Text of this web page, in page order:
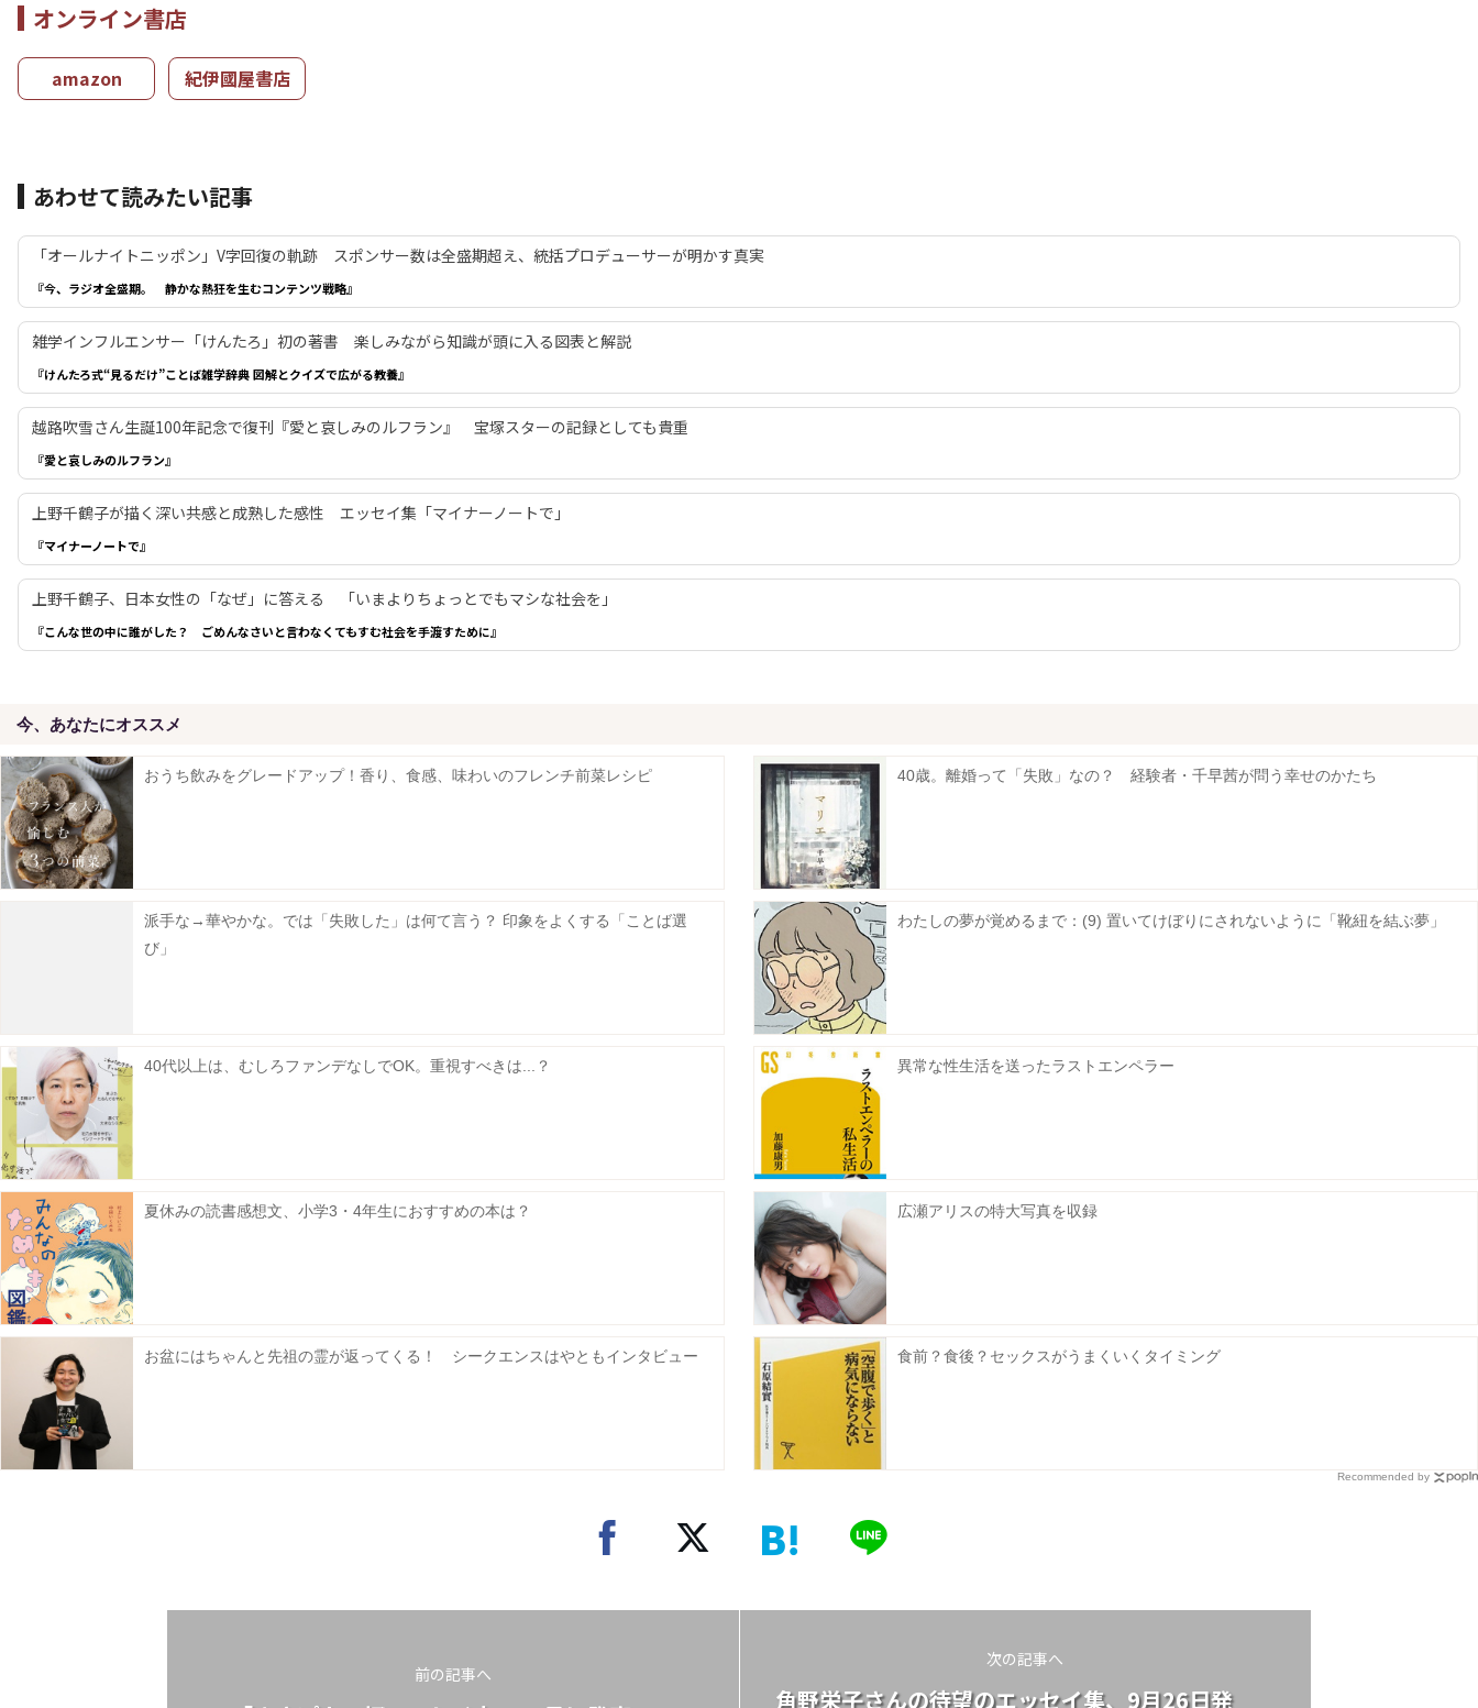
オンライン書店
amazon 紀伊國屋書店
あわせて読みたい記事
「オールナイトニッポン」V字回復の軌跡 スポンサー数は全盛期超え、統括プロデューサーが明かす真実
『今、ラジオ全盛期。 静かな熱狂を生むコンテンツ戦略』
雑学インフルエンサー「けんたろ」初の著書 楽しみながら知識が頭に入る図表と解説
『けんたろ式“見るだけ”ことば雑学辞典 図解とクイズで広がる教養』
越路吹雪さん生誕100年記念で復刊『愛と哀しみのルフラン』 宝塚スターの記録としても貴重
『愛と哀しみのルフラン』
上野千鶴子が描く深い共感と成熟した感性 エッセイ集「マイナーノートで」
『マイナーノートで』
上野千鶴子、日本女性の「なぜ」に答える 「いまよりちょっとでもマシな社会を」
『こんな世の中に誰がした？ ごめんなさいと言わなくてもすむ社会を手渡すために』
今、あなたにオススメ
おうち飲みをグレードアップ！香り、食感、味わいのフレンチ前菜レシピ 40歳。離婚って「失敗」なの？ 経験者・千早茜が問う幸せのかたち
派手な→華やかな。では「失敗した」は何て言う？ 印象をよくする「ことば選
び」
わたしの夢が覚めるまで：(9) 置いてけぼりにされないように「靴紐を結ぶ夢」
40代以上は、むしろファンデなしでOK。重視すべきは...？ 異常な性生活を送ったラストエンペラー
夏休みの読書感想文、小学3・4年生におすすめの本は？ 広瀬アリスの特大写真を収録
お盆にはちゃんと先祖の霊が返ってくる！ シークエンスはやともインタビュー 食前？食後？セックスがうまくいくタイミング
Recommended by
前の記事へ
次の記事へ
角野栄子さんの待望のエッセイ集、9月26日発